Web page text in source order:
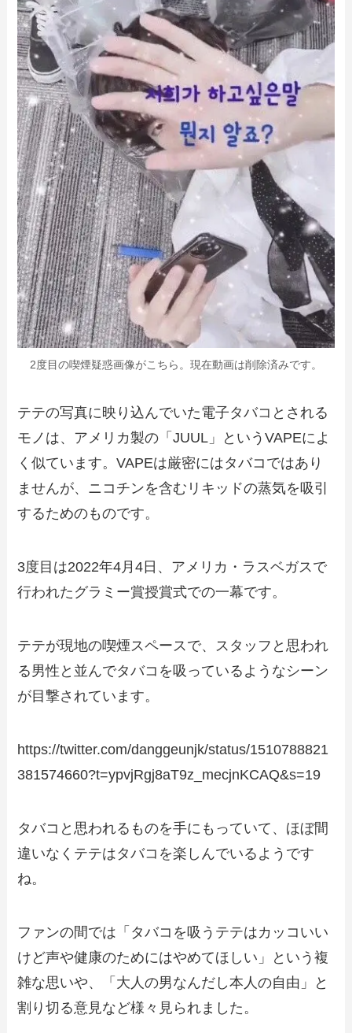
2度目の喫煙疑惑画像がこちら。現在動画は削除済みです。
テテの写真に映り込んでいた電子タバコとされる
モノは、アメリカ製の「JUUL」というVAPEによ
く似ています。VAPEは厳密にはタバコではあり
ませんが、ニコチンを含むリキッドの蒸気を吸引
するためのものです。
3度目は2022年4月4日、アメリカ・ラスベガスで
行われたグラミー賞授賞式での一幕です。
テテが現地の喫煙スペースで、スタッフと思われ
る男性と並んでタバコを吸っているようなシーン
が目撃されています。
https://twitter.com/danggeunjk/status/1510788821
381574660?t=ypvjRgj8aT9z_mecjnKCAQ&s=19
タバコと思われるものを手にもっていて、ほぼ間
違いなくテテはタバコを楽しんでいるようです
ね。
ファンの間では「タバコを吸うテテはカッコいい
けど声や健康のためにはやめてほしい」という複
雑な思いや、「大人の男なんだし本人の自由」と
割り切る意見など様々見られました。